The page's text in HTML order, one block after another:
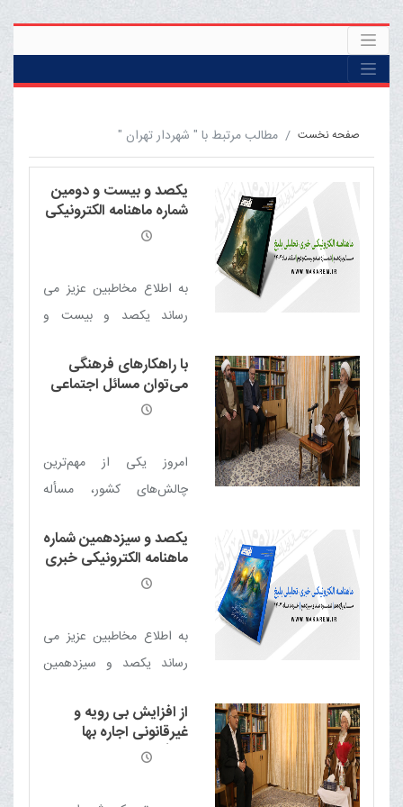
صفحه نخست مطالب مرتبط با " شهردار تهران "
یکصد و بیست و دومین
شماره ماهنامه الکترونیکی
خبری - تحلیلی بلیغ
به اطلاع مخاطبین عزیز می
رساند یکصد و بیست و
الکترونیکی خبری - تحلیلی
بلیغ (اسفند 1404) منتشر شد
با راهکارهای فرهنگی
می‌توان مسائل اجتماعی
را مدیریت کرد
امروز یکی از مهم‌ترین
چالش‌های کشور، مسأله
در جهت کاهش فشارهای
معیشتی مردم صورت گیرد،
تقدیر خواهد بود.
یکصد و سیزدهمین شماره
ماهنامه الکترونیکی خبری
- تحلیلی بلیغ
به اطلاع مخاطبین عزیز می
رساند یکصد و سیزدهمین
خبری - تحلیلی بلیغ (خرداد
1404) منتشر شد
از افزایش بی رویه و
غیرقانونی اجاره بها
جلوگیری شود